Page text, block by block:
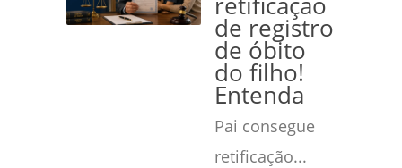
de registro
de óbito
do filho!
Entenda
Pai consegue
retificação...